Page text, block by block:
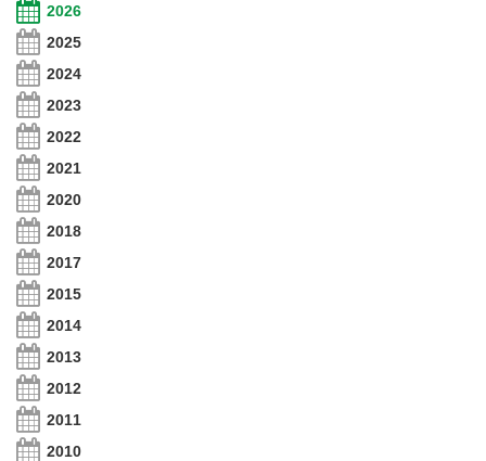
2026
2025
2024
2023
2022
2021
2020
2018
2017
2015
2014
2013
2012
2011
2010